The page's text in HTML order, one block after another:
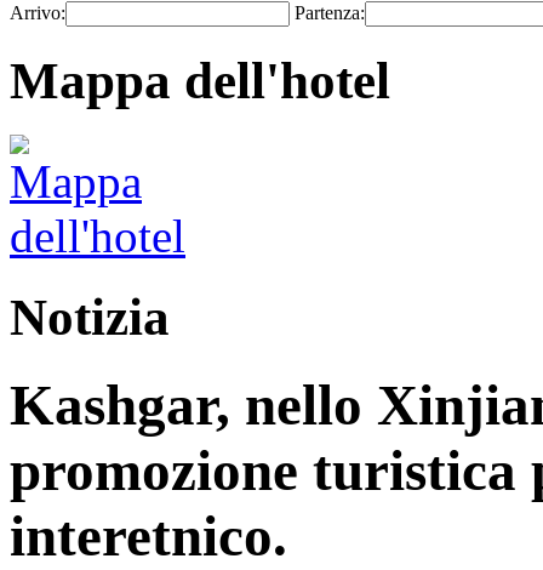
Arrivo: Partenza:
Mappa dell'hotel
Notizia
Kashgar, nello
promozione turistica
interetnico.